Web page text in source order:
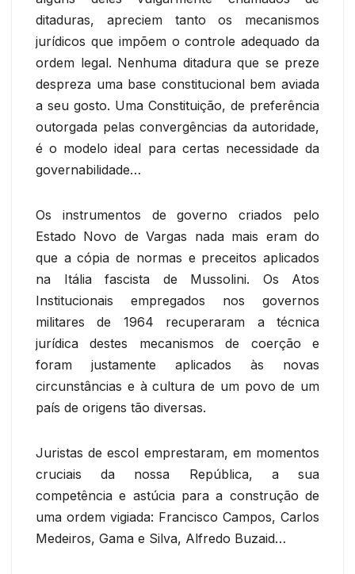
ditaduras, apreciem tanto os mecanismos
jurídicos que impõem o controle adequado da
ordem legal. Nenhuma ditadura que se preze
despreza uma base constitucional bem aviada
a seu gosto. Uma Constituição, de preferência
outorgada pelas convergências da autoridade,
é o modelo ideal para certas necessidade da
governabilidade…
Os instrumentos de governo criados pelo
Estado Novo de Vargas nada mais eram do
que a cópia de normas e preceitos aplicados
na Itália fascista de Mussolini. Os Atos
Institucionais empregados nos governos
militares de 1964 recuperaram a técnica
jurídica destes mecanismos de coerção e
foram justamente aplicados às novas
circunstâncias e à cultura de um povo de um
país de origens tão diversas.
Juristas de escol emprestaram, em momentos
cruciais da nossa República, a sua
competência e astúcia para a construção de
uma ordem vigiada: Francisco Campos, Carlos
Medeiros, Gama e Silva, Alfredo Buzaid…